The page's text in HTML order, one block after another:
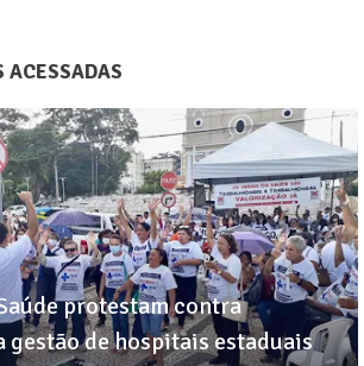
ACESSADAS
protestam contra
gestão de hospitais estaduais